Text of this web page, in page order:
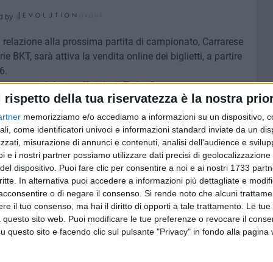
rispetto della tua riservatezza è la nostra
memorizziamo e/o accediamo a informazioni su un dispositivo,
come identificatori univoci e informazioni standard inviate da un
misurazione di annunci e contenuti, analisi dell'audience e
e i nostri partner possiamo utilizzare dati precisi di
dispositivo. Puoi fare clic per consentire a noi e ai nostri 1733
In alternativa puoi accedere a informazioni più dettagliate e
o di negare il consenso. Si rende noto che alcuni
il tuo consenso, ma hai il diritto di opporti a tale trattamento. Le
sito web. Puoi modificare le tue preferenze o revocare il
questo sito e facendo clic sul pulsante "Privacy" in fondo alla pagina
by
alla prossima partita di campionato, Carrarese
BKT, sarà attiva la vendita online dei biglietti, a partire
dal sito ufficiale di TicketOne
calcio-1908/).
il
la
7 AGOSTO 2026
A S.Spirito il festival del
parcheggio selvaggio sul
lungomare Cristoforo Colombo